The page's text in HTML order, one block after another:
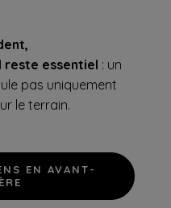
reste essentiel : un
pas uniquement
le terrain.
EN AVANT-